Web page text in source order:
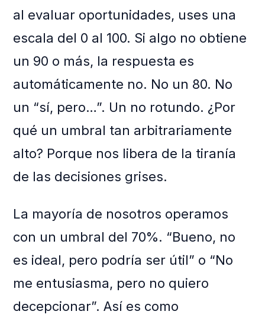
al evaluar oportunidades, uses una
escala del 0 al 100. Si algo no obtiene
un 90 o más, la respuesta es
automáticamente no. No un 80. No
un “sí, pero…”. Un no rotundo. ¿Por
qué un umbral tan arbitrariamente
alto? Porque nos libera de la tiranía
de las decisiones grises.
La mayoría de nosotros operamos
con un umbral del 70%. “Bueno, no
es ideal, pero podría ser útil” o “No
me entusiasma, pero no quiero
decepcionar”. Así es como